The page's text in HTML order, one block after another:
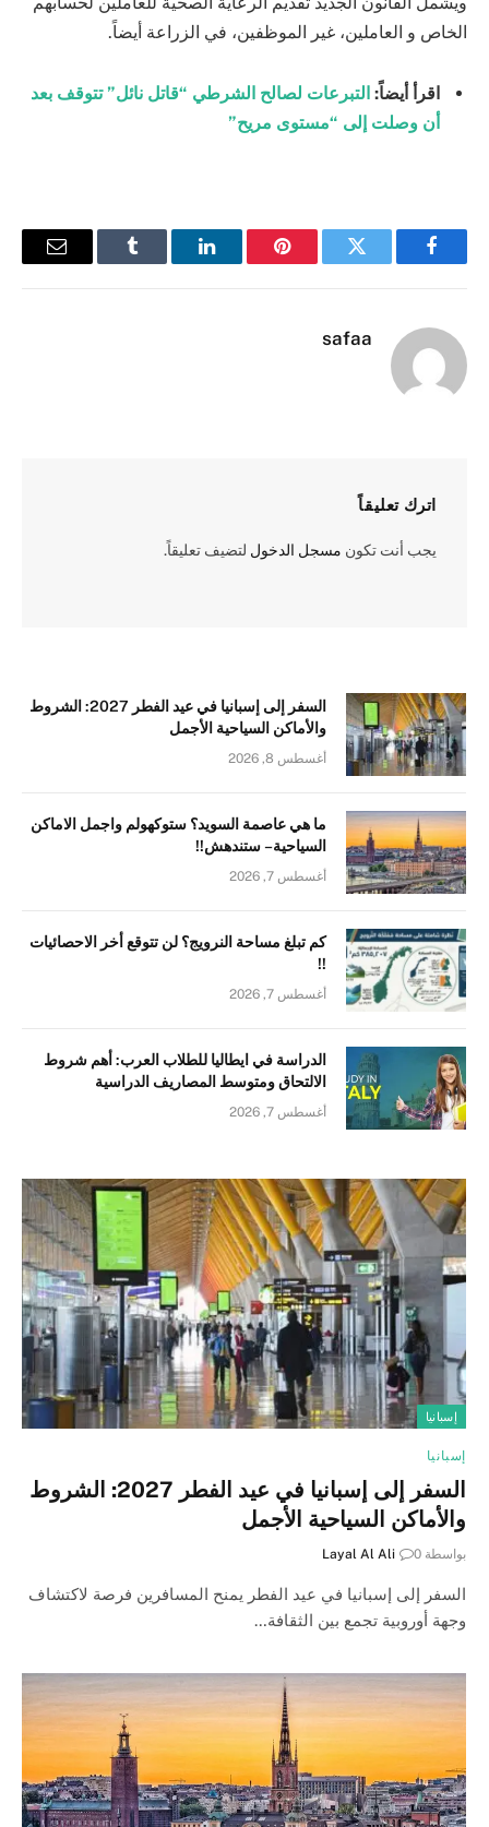
الخاص و العاملين، غير الموظفين، في الزراعة أيضاً.
اقرأ أيضاً: التبرعات لصالح الشرطي “قاتل نائل” تتوقف بعد
أن وصلت إلى “مستوى مريح”
فيسبوك تويتر بينتيريستلينكدإن Tumblr
البريد
safaa
اترك تعليقاً
يجب أنت تكون مسجل الدخول لتضيف تعليقاً.
السفر إلى إسبانيا في عيد الفطر 2027: الشروط
والأماكن السياحية الأجمل
أغسطس 8, 2026
ما هي عاصمة السويد؟ ستوكهولم واجمل الاماكن
السياحية – ستندهش!!
أغسطس 7, 2026
كم تبلغ مساحة النرويج؟ لن تتوقع أخر الاحصائيات
!!
أغسطس 7, 2026
الدراسة في ايطاليا للطلاب العرب: أهم شروط
الالتحاق ومتوسط المصاريف الدراسية
أغسطس 7, 2026
إسبانيا
إسبانيا
السفر إلى إسبانيا في عيد الفطر 2027: الشروط
والأماكن السياحية الأجمل
بواسطة Layal Al Ali 0
السفر إلى إسبانيا في عيد الفطر يمنح المسافرين فرصة لاكتشاف
وجهة أوروبية تجمع بين الثقافة…